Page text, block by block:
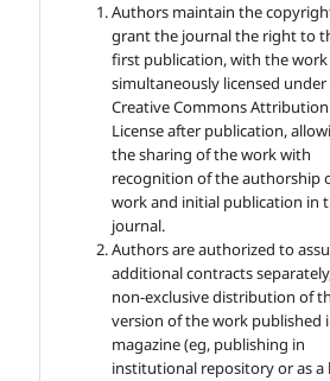
Authors maintain the
grant the journal the right to
first publication, with the work
simultaneously licensed under
Creative Commons Attribution
License after publication,
the sharing of the work with
recognition of the authorship
work and initial publication in
journal.
Authors are authorized to
additional contracts
non-exclusive distribution of
version of the work published
magazine (eg, publishing in
institutional repository or as a